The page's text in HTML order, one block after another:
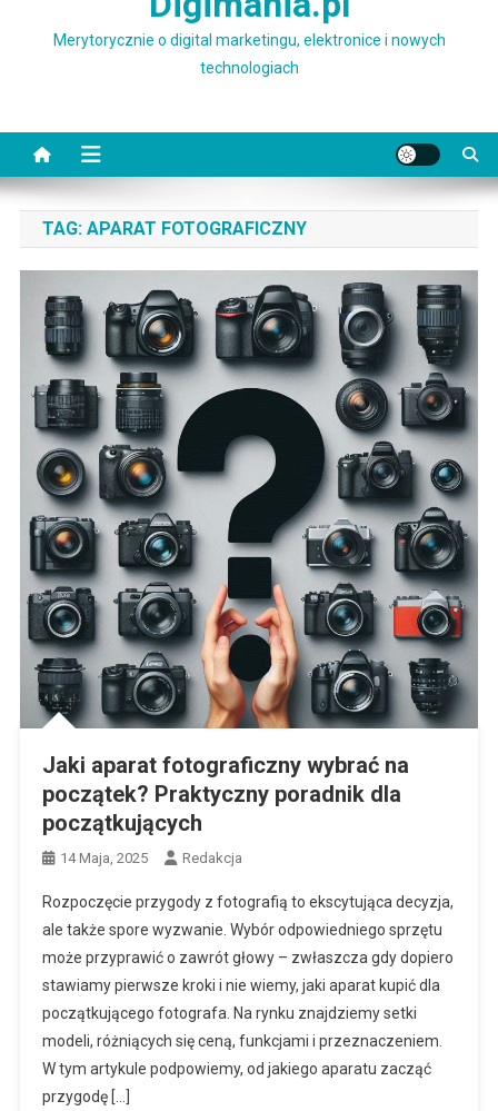
Merytorycznie o digital marketingu, elektronice i nowych
technologiach
TAG: APARAT FOTOGRAFICZNY
Jaki aparat fotograficzny wybrać na
początek? Praktyczny poradnik dla
początkujących
14 Maja, 2025 Redakcja
Rozpoczęcie przygody z fotografią to ekscytująca decyzja,
ale także spore wyzwanie. Wybór odpowiedniego sprzętu
może przyprawić o zawrót głowy – zwłaszcza gdy dopiero
stawiamy pierwsze kroki i nie wiemy, jaki aparat kupić dla
początkującego fotografa. Na rynku znajdziemy setki
modeli, różniących się ceną, funkcjami i przeznaczeniem.
W tym artykule podpowiemy, od jakiego aparatu zacząć
przygodę […]